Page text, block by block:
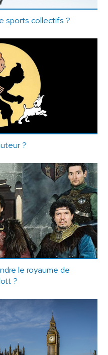
sports collectifs ?
?
le royaume de
?